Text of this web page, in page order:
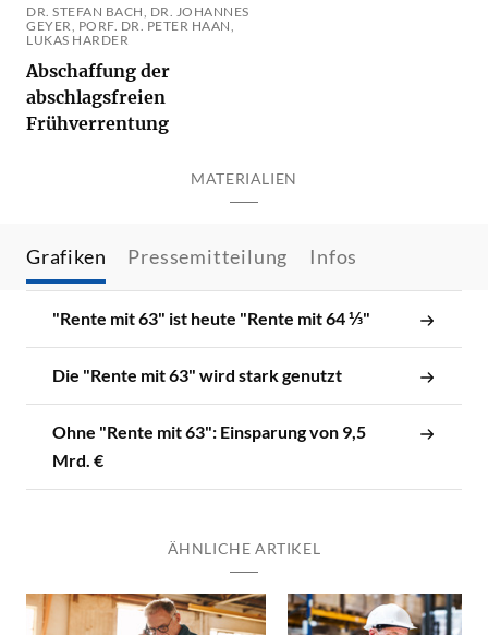
DR. STEFAN BACH, DR. JOHANNES
GEYER, PORF. DR. PETER HAAN,
LUKAS HARDER
Abschaffung der
abschlagsfreien
Frühverrentung
MATERIALIEN
Grafiken Pressemitteilung Infos
"Rente mit 63" ist heute "Rente mit 64 ⅓"
Die "Rente mit 63" wird stark genutzt
Ohne "Rente mit 63": Einsparung von 9,5
Mrd. €
ÄHNLICHE ARTIKEL